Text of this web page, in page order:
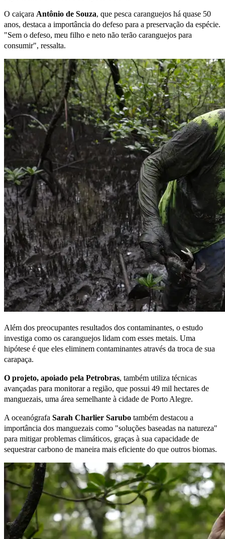
O caiçara Antônio de Souza, que pesca caranguejos há quase 50
anos, destaca a importância do defeso para a preservação da espécie.
"Sem o defeso, meu filho e neto não terão caranguejos para
consumir", ressalta.
Além dos preocupantes resultados dos contaminantes, o estudo
investiga como os caranguejos lidam com esses metais. Uma
hipótese é que eles eliminem contaminantes através da troca de sua
carapaça.
O projeto, apoiado pela Petrobras, também utiliza técnicas
avançadas para monitorar a região, que possui 49 mil hectares de
manguezais, uma área semelhante à cidade de Porto Alegre.
A oceanógrafa Sarah Charlier Sarubo também destacou a
importância dos manguezais como "soluções baseadas na natureza"
para mitigar problemas climáticos, graças à sua capacidade de
sequestrar carbono de maneira mais eficiente do que outros biomas.